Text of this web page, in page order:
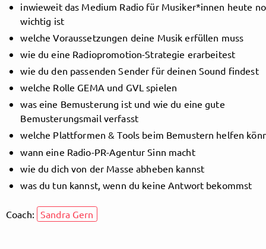
Follow MusicPoolBerlin here!
About Posts Guestbook Shop
inwieweit das Medium Radio für Musiker*innen heute
wichtig ist
welche Voraussetzungen deine Musik erfüllen muss
wie du eine Radiopromotion-Strategie erarbeitest
wie du den passenden Sender für deinen Sound findest
welche Rolle GEMA und GVL spielen
was eine Bemusterung ist und wie du eine gute
Bemusterungsmail verfasst
welche Plattformen & Tools beim Bemustern helfen
wann eine Radio-PR-Agentur Sinn macht
wie du dich von der Masse abheben kannst
was du tun kannst, wenn du keine Antwort bekommst
Coach: Sandra Gern
Follow
MusicPoolBerlin, and
immediately